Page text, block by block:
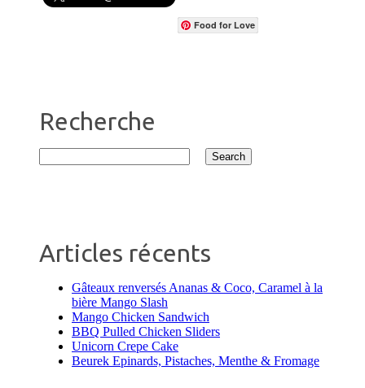
Food for Love
Recherche
Articles récents
Gâteaux renversés Ananas & Coco, Caramel à la
bière Mango Slash
Mango Chicken Sandwich
BBQ Pulled Chicken Sliders
Unicorn Crepe Cake
Beurek Epinards, Pistaches, Menthe & Fromage